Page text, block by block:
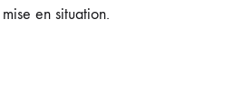
en situation.